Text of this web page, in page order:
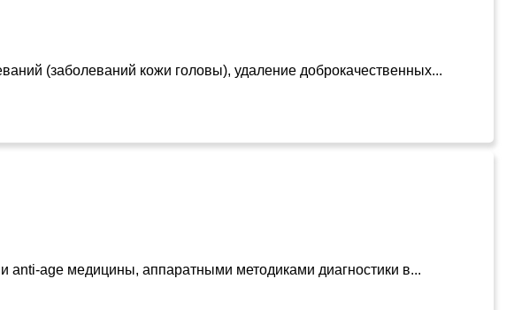
(заболеваний кожи головы), удаление доброкачественных...
anti-age медицины, аппаратными методиками диагностики в...